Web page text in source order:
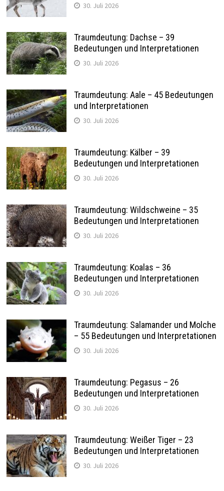
30. Juli 2026
Traumdeutung: Dachse – 39
Bedeutungen und Interpretationen
30. Juli 2026
Traumdeutung: Aale – 45 Bedeutungen
und Interpretationen
30. Juli 2026
Traumdeutung: Kälber – 39
Bedeutungen und Interpretationen
30. Juli 2026
Traumdeutung: Wildschweine – 35
Bedeutungen und Interpretationen
30. Juli 2026
Traumdeutung: Koalas – 36
Bedeutungen und Interpretationen
30. Juli 2026
Traumdeutung: Salamander und Molche
– 55 Bedeutungen und Interpretationen
30. Juli 2026
Traumdeutung: Pegasus – 26
Bedeutungen und Interpretationen
30. Juli 2026
Traumdeutung: Weißer Tiger – 23
Bedeutungen und Interpretationen
30. Juli 2026